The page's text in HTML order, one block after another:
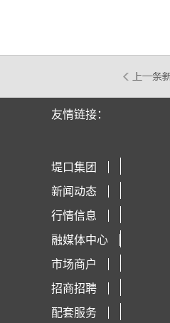
友情链接：
堤口集团
新闻动态
行情信息
融媒体中心
市场商户
招商招聘
配套服务